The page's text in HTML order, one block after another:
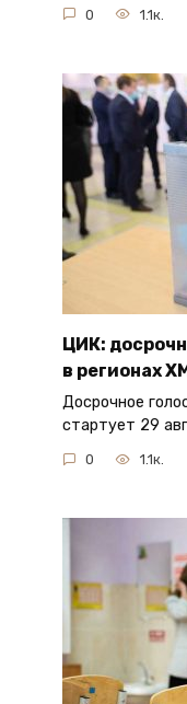
0 1.1к.
ЦИК:
в регионах
Досрочное
стартует 29
0 1.1к.